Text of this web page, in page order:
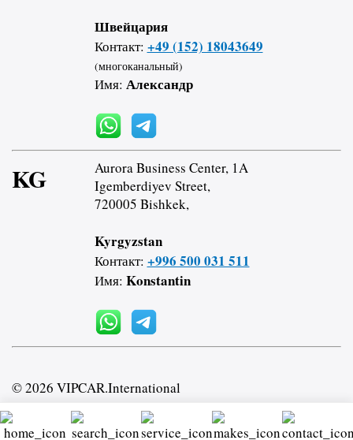
Швейцария
Контакт: +49 (152) 18043649
(многоканальный)
Имя: Александр
KG
Aurora Business Center, 1A
Igemberdiyev Street,
720005 Bishkek,
Kyrgyzstan
Контакт: +996 500 031 511
Имя: Konstantin
© 2026 VIPCAR.International